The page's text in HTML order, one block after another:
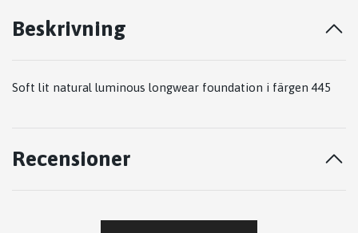
Beskrivning
Soft lit natural luminous longwear foundation i färgen 445
Recensioner